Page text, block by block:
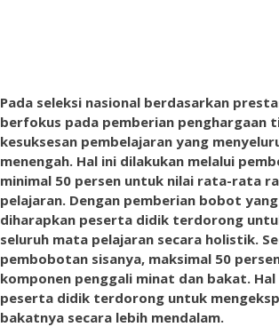
Pada seleksi nasional berdasarkan
berfokus pada pemberian penghargaan
kesuksesan pembelajaran yang
menengah. Hal ini dilakukan melalui
minimal 50 persen untuk nilai rata-rata
pelajaran. Dengan pemberian bobot
diharapkan peserta didik terdorong
seluruh mata pelajaran secara holistik.
pembobotan sisanya, maksimal 50
komponen penggali minat dan bakat.
peserta didik terdorong untuk
bakatnya secara lebih mendalam.